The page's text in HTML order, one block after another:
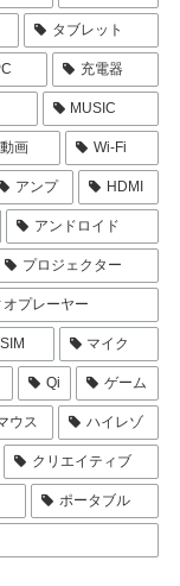
タブレット
充電器
MUSIC
動画 Wi-Fi
アンプ HDMI
アンドロイド
プロジェクター
プレーヤー
マイク
Qi ゲーム
ウス ハイレゾ
クリエイティブ
ポータブル